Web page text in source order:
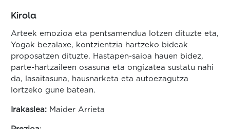
Kirola
Arteek emozioa eta pentsamendua lotzen dituzte eta,
Yogak bezalaxe, kontzientzia hartzeko bideak
proposatzen dituzte. Hastapen-saioa hauen bidez,
parte-hartzaileen osasuna eta ongizatea sustatu nahi
da, lasaitasuna, hausnarketa eta autoezagutza
lortzeko gune batean.
Irakaslea:Maider Arrieta